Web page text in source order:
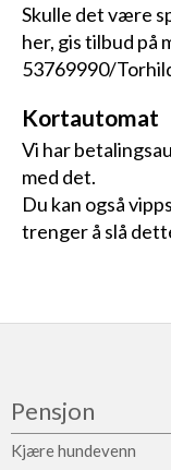
Skulle det være
her, gis tilbud på
53769990/
Kortautomat
Vi har
med det.
Du kan også
trenger å slå
Pensjon
Kjære hundevenn